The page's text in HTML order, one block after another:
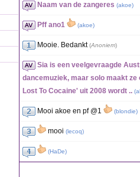
Naam van de zangeres (akoe)
Pff ano1 (akoe)
Mooie. Bedankt (Anoniem)
Sia is een veelgevraagde
dancemuziek, maar solo maakt ze
Lost To Cocaine' uit 2008 wordt .. (
Mooi akoe en pf @1 (blondie)
mooi (lecoq)
(HaDe)